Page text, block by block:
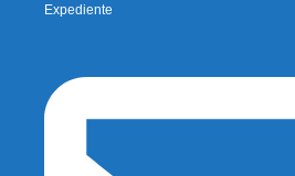
Expediente